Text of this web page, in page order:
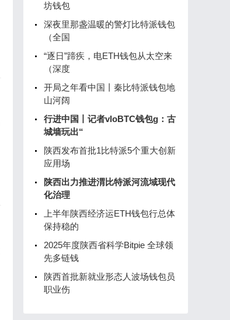
坊钱包
深夜里那盏温暖的警灯比特派钱包
（全国
“逐日”蹄疾，电ETH钱包从太空来
（深度
开局之年看中国丨秦比特派钱包地
山河阔
行进中国丨记者vloBTC钱包g：古
城墙玩出“
陕西发布首批1比特派5个重大创新
应用场
陕西出力推进渭比特派河流域现代
化治理
上半年陕西经济运ETH钱包行总体
保持稳的
2025年度陕西省科学Bitpie 全球领
先多链钱
陕西首批新就业形态人波场钱包员
职业伤